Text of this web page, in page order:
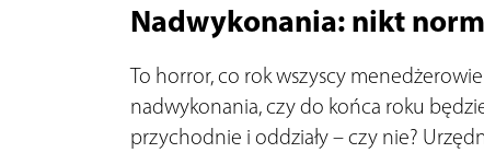
Nadwykonania: nikt
To horror, co rok wszyscy
nadwykonania, czy do końca roku
przychodnie i oddziały – czy nie?